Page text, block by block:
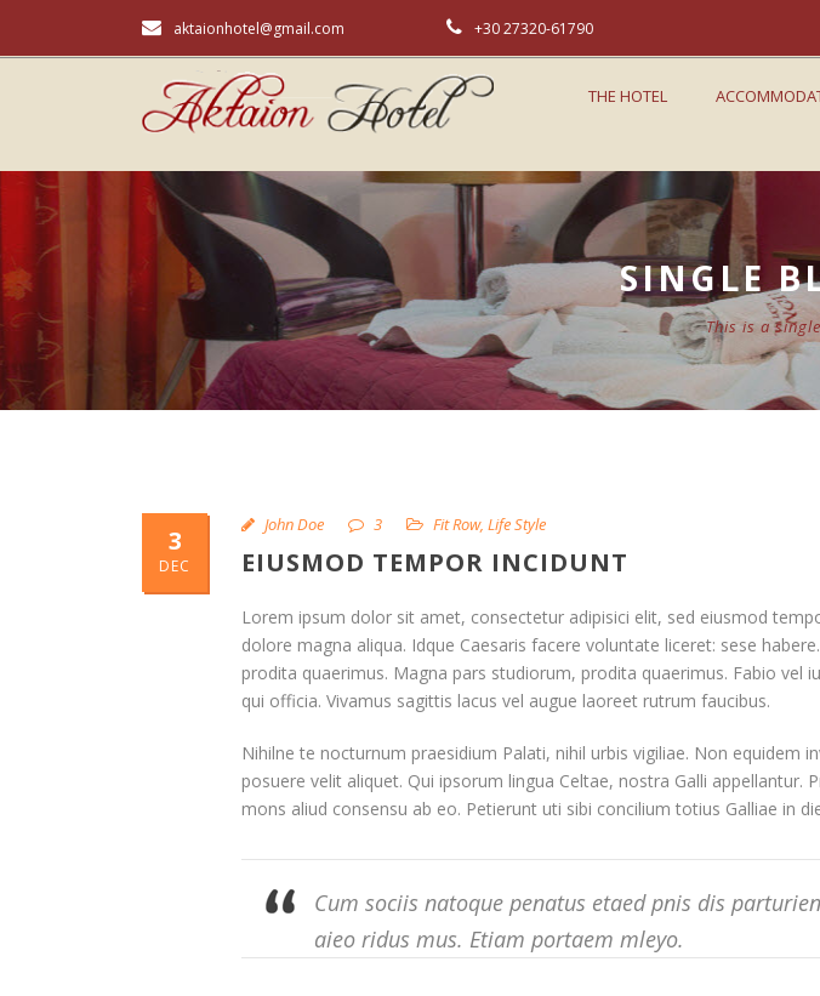
aktaionhotel@gmail.com +30 27320-61790
THE HOTEL
SINGLE
This is a
3
DEC
John Doe 3 Fit Row, Life Style
EIUSMOD TEMPOR INCIDUNT
Lorem ipsum dolor sit amet, consectetur adipisici elit, sed eiusmod
dolore magna aliqua. Idque Caesaris facere voluntate liceret: sese
prodita quaerimus. Magna pars studiorum, prodita quaerimus. Fabio vel
qui officia. Vivamus sagittis lacus vel augue laoreet rutrum faucibus.
Nihilne te nocturnum praesidium Palati, nihil urbis vigiliae. Non equidem
posuere velit aliquet. Qui ipsorum lingua Celtae, nostra Galli appellantur.
mons aliud consensu ab eo. Petierunt uti sibi concilium totius Galliae in
Cum sociis natoque penatus etaed pnis dis
aieo ridus mus. Etiam portaem mleyo.